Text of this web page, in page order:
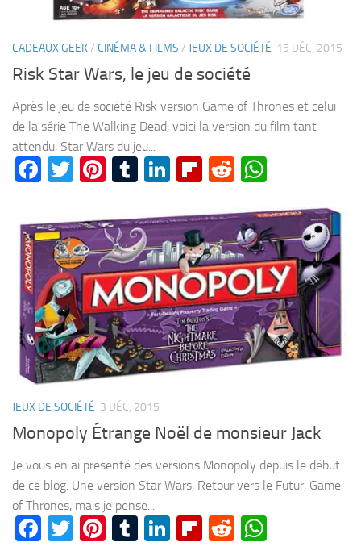
CADEAUX GEEK/ CINÉMA & FILMS / JEUX DE SOCIÉTÉ 15 DÉC, 2015
Risk Star Wars, le jeu de société
Après le jeu de société Risk version Game of Thrones et celui
de la série The Walking Dead, voici la version du film tant
attendu, Star Wars du jeu...
Facebook
Twitter
Pinterest
Tumblr
LinkedIn
Flipboard
Reddit
JEUX DE SOCIÉTÉ 3 DÉC, 2015
Monopoly Étrange Noël de monsieur Jack
Je vous en ai présenté des versions Monopoly depuis le début
de ce blog. Une version Star Wars, Retour vers le Futur, Game
of Thrones, mais je pense...
Facebook
Twitter
Pinterest
Tumblr
LinkedIn
Flipboard
Reddit